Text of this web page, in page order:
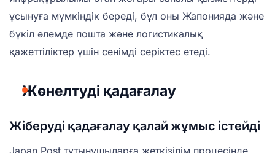
ұсынуға мүмкіндік береді, бұл оны Жапонияда және
бүкіл әлемде пошта және логистикалық
қажеттіліктер үшін сенімді серіктес етеді.
Жөнелтуді қадағалау
Жіберуді қадағалау қалай жұмыс істейді
Japan Post тұтынушыларға жеткізілім процесінде